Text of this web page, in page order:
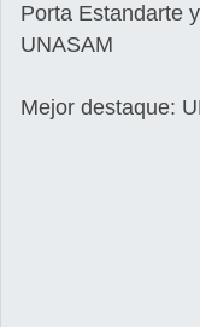
Porta Estandarte
UNASAM
Mejor destaque: